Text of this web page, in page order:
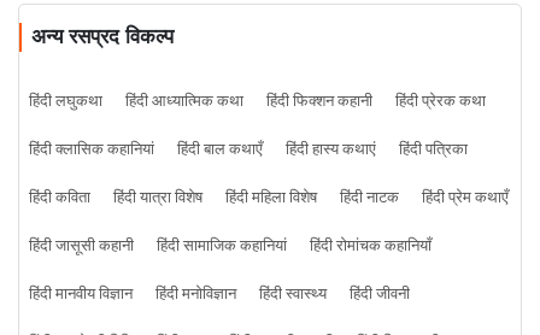
अन्य रसप्रद विकल्प
हिंदी लघुकथा हिंदी आध्यात्मिक कथा हिंदी फिक्शन कहानी
हिंदी प्रेरक कथा
हिंदी क्लासिक कहानियां
हिंदी बाल कथाएँ हिंदी हास्य कथाएं
हिंदी पत्रिका
हिंदी कविता
हिंदी यात्रा विशेष हिंदी महिला विशेष हिंदी नाटक
हिंदी प्रेम कथाएँ
हिंदी जासूसी कहानी
हिंदी सामाजिक कहानियां
हिंदी रोमांचक कहानियाँ
हिंदी मानवीय विज्ञान
हिंदी मनोविज्ञान हिंदी स्वास्थ्य
हिंदी जीवनी